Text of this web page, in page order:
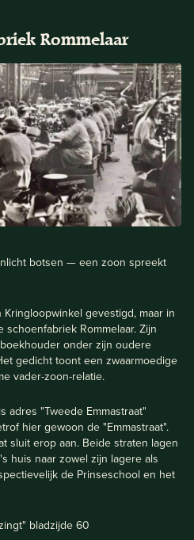
Rommelaar
botsen — een zoon spreekt
gevestigd, maar in
Rommelaar. Zijn
onder zijn oudere
gedicht toont een zwaarmoedige
vader-zoon-relatie.
adres "Tweede Emmastraat"
hier gewoon de "Emmastraat".
sluit erop aan. Beide straten lagen
huis naar zowel zijn lagere als
de Prinseschool en het
bladzijde 60